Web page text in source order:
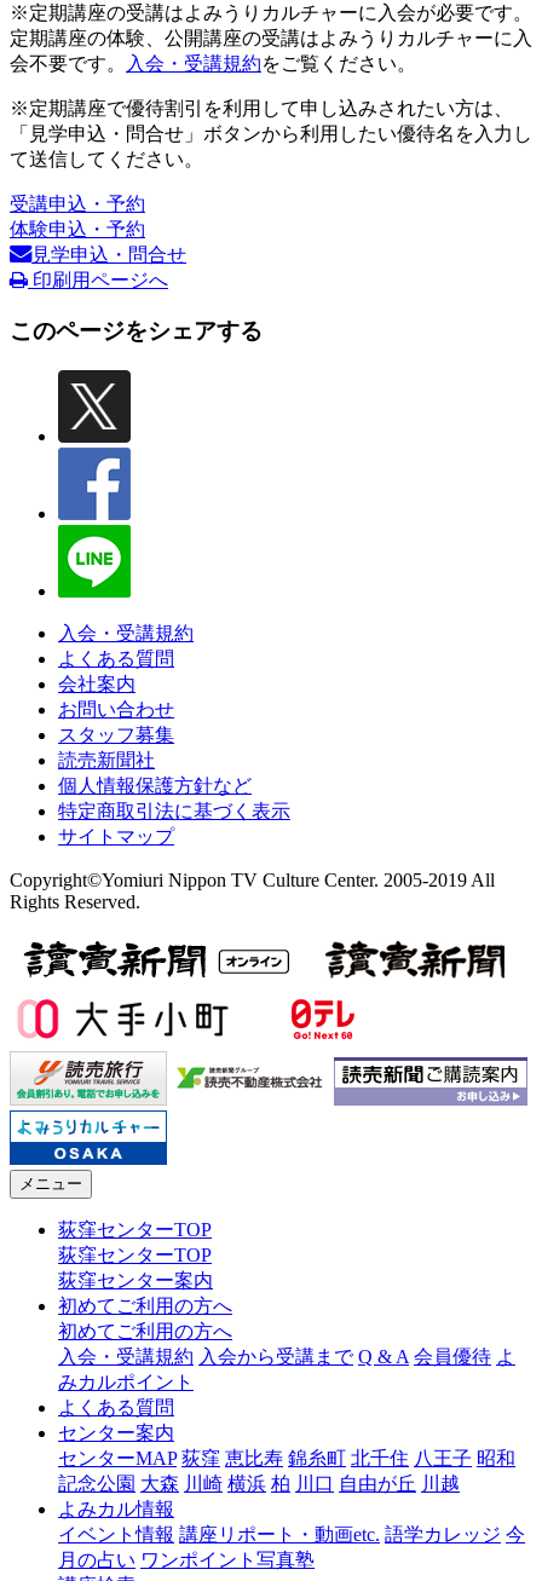
※定期講座の受講はよみうりカルチャーに入会が必要です。
定期講座の体験、公開講座の受講はよみうりカルチャーに入
会不要です。
入会・受講規約をご覧ください。
※定期講座で優待割引を利用して申し込みされたい方は、
「見学申込・問合せ」ボタンから利用したい優待名を入力し
て送信してください。
受講申込・予約
体験申込・予約
見学申込・問合せ
印刷用ページへ
このページをシェアする
入会・受講規約
よくある質問
会社案内
お問い合わせ
スタッフ募集
読売新聞社
個人情報保護方針など
特定商取引法に基づく表示
サイトマップ
Copyright©Yomiuri Nippon TV Culture Center. 2005-2019 All
Rights Reserved.
メニュー
荻窪センターTOP
荻窪センターTOP
荻窪センター案内
初めてご利用の方へ
初めてご利用の方へ
入会・受講規約 入会から受講まで Q & A 会員優待 よ
みカルポイント
よくある質問
センター案内
センターMAP 荻窪 恵比寿 錦糸町 北千住 八王子 昭和
記念公園 大森 川崎 横浜 柏 川口 自由が丘 川越
よみカル情報
イベント情報 講座リポート・動画etc. 語学カレッジ 今
月の占い ワンポイント写真塾